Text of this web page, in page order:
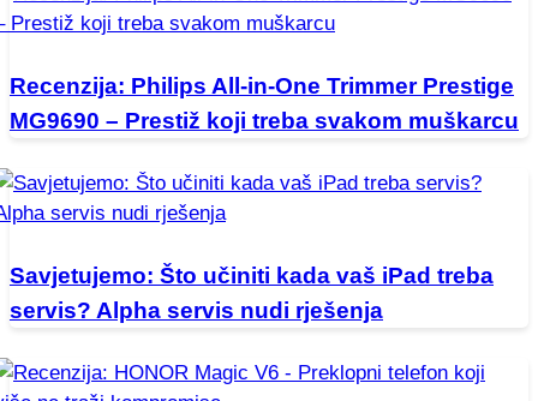
Recenzija: Philips All-in-One Trimmer Prestige
MG9690 – Prestiž koji treba svakom muškarcu
Savjetujemo: Što učiniti kada vaš iPad treba
servis? Alpha servis nudi rješenja